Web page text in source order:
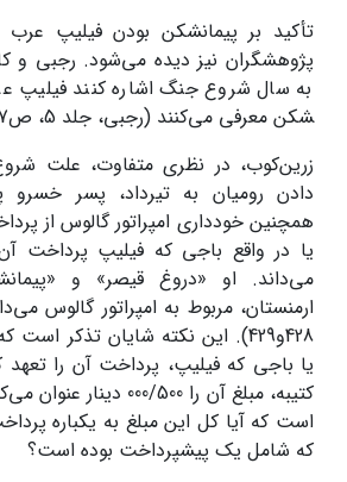
تأکید بر پیمان­شکن بودن فیلیپ
پژوهشگران نیز دیده می‌شود. رجبی و
شکن معرفی می‌کنند (رجبی، جلد 5، ص77 و فرخ، ص 339).
زرین‌کوب، در نظری متفاوت، علت
دادن رومیان به تیرداد، پسر خسرو
همچنین خودداری امپراتور گالوس از
یا در واقع باجی که فیلیپ پرداخت
می‌داند. او «دروغ قیصر» و
ارمنستان، مربوط به امپراتور گالوس
428و429). این نکته شایان تذکر
یا باجی که فیلیپ، پرداخت آن را تعهد
کتیبه، مبلغ آن­ را 000/
است که آیا کل این مبلغ به یک­باره
که شامل یک پیش­پرداخت بوده است؟